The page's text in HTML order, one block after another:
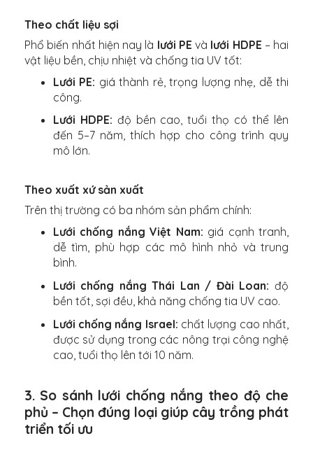
Theo chất liệu sợi
Phổ biến nhất hiện nay là lưới PE và lưới HDPE – hai
vật liệu bền, chịu nhiệt và chống tia UV tốt:
Lưới PE: giá thành rẻ, trọng lượng nhẹ, dễ thi
công.
Lưới HDPE: độ bền cao, tuổi thọ có thể lên
đến 5–7 năm, thích hợp cho công trình quy
mô lớn.
Theo xuất xứ sản xuất
Trên thị trường có ba nhóm sản phẩm chính:
Lưới chống nắng Việt Nam: giá cạnh tranh,
dễ tìm, phù hợp các mô hình nhỏ và trung
bình.
Lưới chống nắng Thái Lan / Đài Loan: độ
bền tốt, sợi đều, khả năng chống tia UV cao.
Lưới chống nắng Israel: chất lượng cao nhất,
được sử dụng trong các nông trại công nghệ
cao, tuổi thọ lên tới 10 năm.
3. So sánh lưới chống nắng theo độ che
phủ – Chọn đúng loại giúp cây trồng phát
triển tối ưu